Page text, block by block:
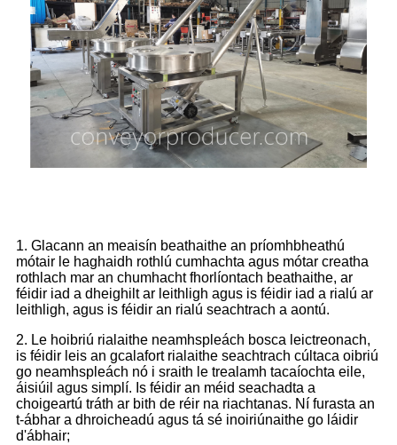
1. Glacann an meaisín beathaithe an príomhbheathú
mótair le haghaidh rothlú cumhachta agus mótar creatha
rothlach mar an chumhacht fhorlíontach beathaithe, ar
féidir iad a dheighilt ar leithligh agus is féidir iad a rialú ar
leithligh, agus is féidir an rialú seachtrach a aontú.
2. Le hoibriú rialaithe neamhspleách bosca leictreonach,
is féidir leis an gcalafort rialaithe seachtrach cúltaca oibriú
go neamhspleách nó i sraith le trealamh tacaíochta eile,
áisiúil agus simplí. Is féidir an méid seachadta a
choigeartú tráth ar bith de réir na riachtanas. Ní furasta an
t-ábhar a dhroicheadú agus tá sé inoiriúnaithe go láidir
d'ábhair;